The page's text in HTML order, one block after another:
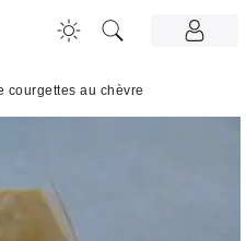
courgettes au chèvre